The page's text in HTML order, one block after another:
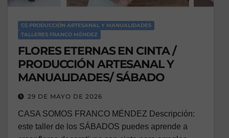
CS PRODUCCIÓN ARTESANAL Y MANUALIDADES
TALLERES FRANCO MÉNDEZ
FLORES ETERNAS EN CINTA /
PRODUCCIÓN ARTESANAL Y
MANUALIDADES/ SÁBADO
29 DE MAYO DE 2026
CASA SOMOS FRANCO MÉNDEZ Descripción:
este taller de los SÁBADOS puedes aprende a